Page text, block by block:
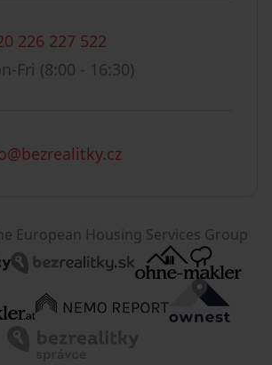
226 227 522
Fri (8:00 - 16:30)
European Housing Services Group